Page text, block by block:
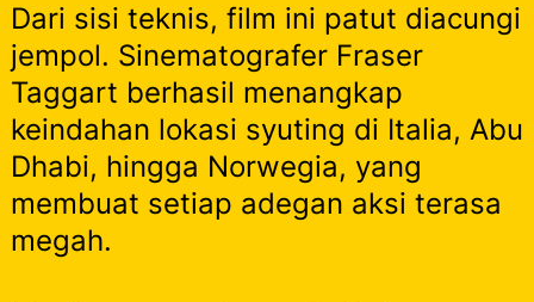
Dari sisi teknis, film ini patut diacungi
jempol. Sinematografer Fraser
Taggart berhasil menangkap
keindahan lokasi syuting di Italia, Abu
Dhabi, hingga Norwegia, yang
membuat setiap adegan aksi terasa
megah.